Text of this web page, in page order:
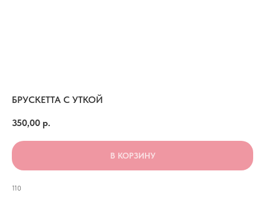
БРУСКЕТТА С УТКОЙ
350,00 р.
В КОРЗИНУ
110